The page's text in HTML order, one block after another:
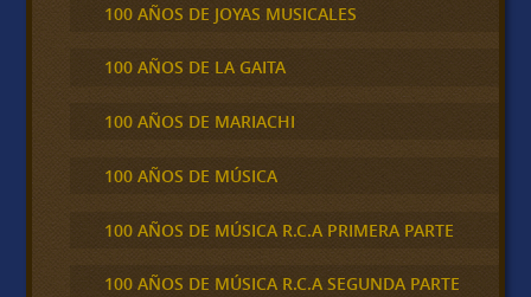
100 AÑOS DE JOYAS MUSICALES
100 AÑOS DE LA GAITA
100 AÑOS DE MARIACHI
100 AÑOS DE MÚSICA
100 AÑOS DE MÚSICA R.C.A PRIMERA PARTE
100 AÑOS DE MÚSICA R.C.A SEGUNDA PARTE